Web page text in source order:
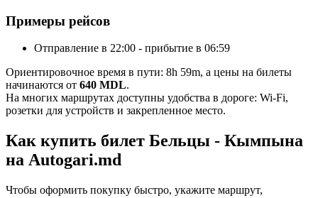
Примеры рейсов
Отправление в 22:00 - прибытие в 06:59
Ориентировочное время в пути: 8h 59m, а цены на билеты
начинаются от 640 MDL.
На многих маршрутах доступны удобства в дороге: Wi-Fi,
розетки для устройств и закрепленное место.
Как купить билет Бельцы - Кымпына
на Autogari.md
Чтобы оформить покупку быстро, укажите маршрут,